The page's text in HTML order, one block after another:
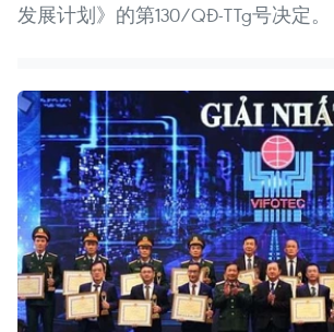
发展计划》的第130/QĐ-TTg号决定。